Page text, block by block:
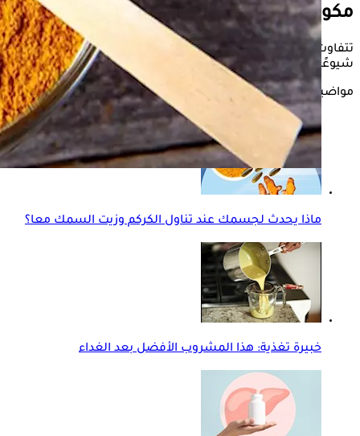
مكونات مسحوق الكاري
تتفاوت مكونات مسحوق الكاري
حسب الوصفة، لكن العناصر الأكثر
شيوعًا تشمل:
مواضيع ذات صلة
ماذا يحدث لجسمك عند تناول الكركم وزيت السمك معا؟
خبيرة تغذية: هذا المشروب الأفضل بعد الغداء